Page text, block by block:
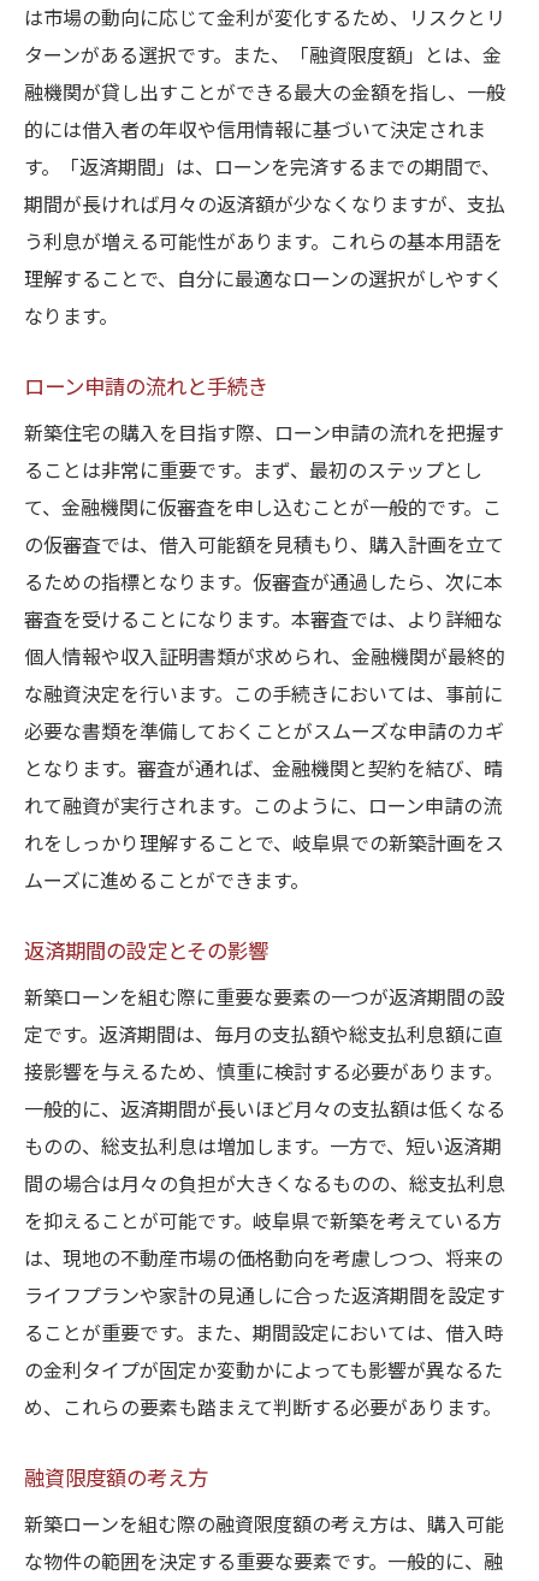
は市場の動向に応じて金利が変化するため、リスクとリ
ターンがある選択です。また、「融資限度額」とは、金
融機関が貸し出すことができる最大の金額を指し、一般
的には借入者の年収や信用情報に基づいて決定されま
す。「返済期間」は、ローンを完済するまでの期間で、
期間が長ければ月々の返済額が少なくなりますが、支払
う利息が増える可能性があります。これらの基本用語を
理解することで、自分に最適なローンの選択がしやすく
なります。
ローン申請の流れと手続き
新築住宅の購入を目指す際、ローン申請の流れを把握す
ることは非常に重要です。まず、最初のステップとし
て、金融機関に仮審査を申し込むことが一般的です。こ
の仮審査では、借入可能額を見積もり、購入計画を立て
るための指標となります。仮審査が通過したら、次に本
審査を受けることになります。本審査では、より詳細な
個人情報や収入証明書類が求められ、金融機関が最終的
な融資決定を行います。この手続きにおいては、事前に
必要な書類を準備しておくことがスムーズな申請のカギ
となります。審査が通れば、金融機関と契約を結び、晴
れて融資が実行されます。このように、ローン申請の流
れをしっかり理解することで、岐阜県での新築計画をス
ムーズに進めることができます。
返済期間の設定とその影響
新築ローンを組む際に重要な要素の一つが返済期間の設
定です。返済期間は、毎月の支払額や総支払利息額に直
接影響を与えるため、慎重に検討する必要があります。
一般的に、返済期間が長いほど月々の支払額は低くなる
ものの、総支払利息は増加します。一方で、短い返済期
間の場合は月々の負担が大きくなるものの、総支払利息
を抑えることが可能です。岐阜県で新築を考えている方
は、現地の不動産市場の価格動向を考慮しつつ、将来の
ライフプランや家計の見通しに合った返済期間を設定す
ることが重要です。また、期間設定においては、借入時
の金利タイプが固定か変動かによっても影響が異なるた
め、これらの要素も踏まえて判断する必要があります。
融資限度額の考え方
新築ローンを組む際の融資限度額の考え方は、購入可能
な物件の範囲を決定する重要な要素です。一般的に、融